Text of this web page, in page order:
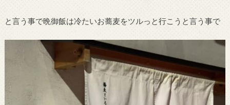
と言う事で晩御飯は冷たいお蕎麦をツルっと行こうと言う事で